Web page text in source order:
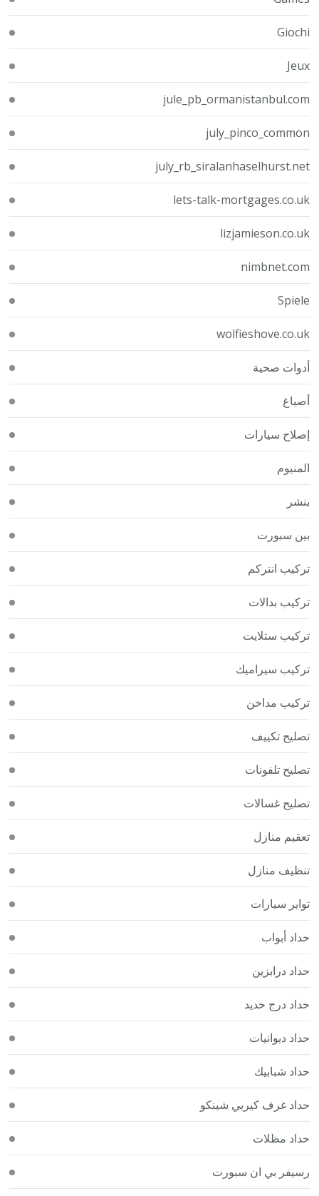
Giochi
Jeux
jule_pb_ormanistanbul.com
july_pinco_common
july_rb_siralanhaselhurst.net
lets-talk-mortgages.co.uk
lizjamieson.co.uk
nimbnet.com
Spiele
wolfieshove.co.uk
أدوات صحية
أصباغ
إصلاح سيارات
المنيوم
بنشر
بين سبورت
تركيب انتركم
تركيب بدالات
تركيب ستلايت
تركيب سيراميك
تركيب مداخن
تصليح تكييف
تصليح تلفونات
تصليح غسالات
تعقيم منازل
تنظيف منازل
تواير سيارات
حداد أبواب
حداد درابزين
حداد درج حديد
حداد ديوانيات
حداد شبابيك
حداد غرف كيربي شينكو
حداد مظلات
رسيفر بي ان سبورت